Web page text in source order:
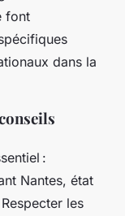
font
dans la
:
Nantes, état
les